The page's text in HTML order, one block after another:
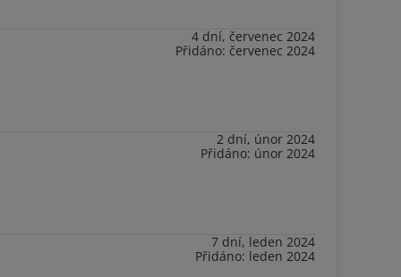
4 dní, červenec 2024
Přidáno: červenec 2024
2 dní, únor 2024
Přidáno: únor 2024
7 dní, leden 2024
Přidáno: leden 2024